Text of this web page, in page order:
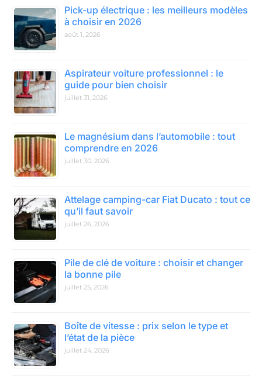
Pick-up électrique : les meilleurs modèles
à choisir en 2026
août 1, 2026
Aspirateur voiture professionnel : le
guide pour bien choisir
juillet 31, 2026
Le magnésium dans l’automobile : tout
comprendre en 2026
juillet 30, 2026
Attelage camping-car Fiat Ducato : tout ce
qu’il faut savoir
juillet 26, 2026
Pile de clé de voiture : choisir et changer
la bonne pile
juillet 25, 2026
Boîte de vitesse : prix selon le type et
l’état de la pièce
juillet 24, 2026